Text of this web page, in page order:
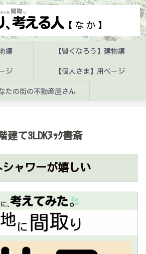
編 【賢くなろう】建物編
ジ 【個人さま】用ページ
たの街の不動産屋さん
建て3LDKﾇｯｸ書斎
ャワーが嬉しい